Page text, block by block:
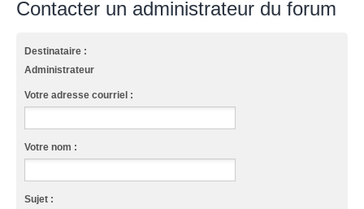
Contacter un administrateur du forum
Destinataire :
Administrateur
Votre adresse courriel :
Votre nom :
Sujet :